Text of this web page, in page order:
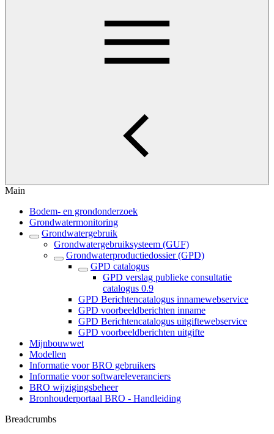
Main
Bodem- en grondonderzoek
Grondwatermonitoring
Grondwatergebruik
Grondwatergebruiksysteem (GUF)
Grondwaterproductiedossier (GPD)
GPD catalogus
GPD verslag publieke consultatie
catalogus 0.9
GPD Berichtencatalogus innamewebservice
GPD voorbeeldberichten inname
GPD Berichtencatalogus uitgiftewebservice
GPD voorbeeldberichten uitgifte
Mijnbouwwet
Modellen
Informatie voor BRO gebruikers
Informatie voor softwareleveranciers
BRO wijzigingsbeheer
Bronhouderportaal BRO - Handleiding
Breadcrumbs